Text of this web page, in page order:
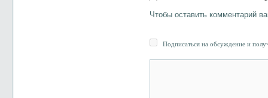
Чтобы оставить комментарий
Подписаться на обсуждение и